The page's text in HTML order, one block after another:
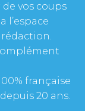
de vos coups
l’espace
française
20 ans.